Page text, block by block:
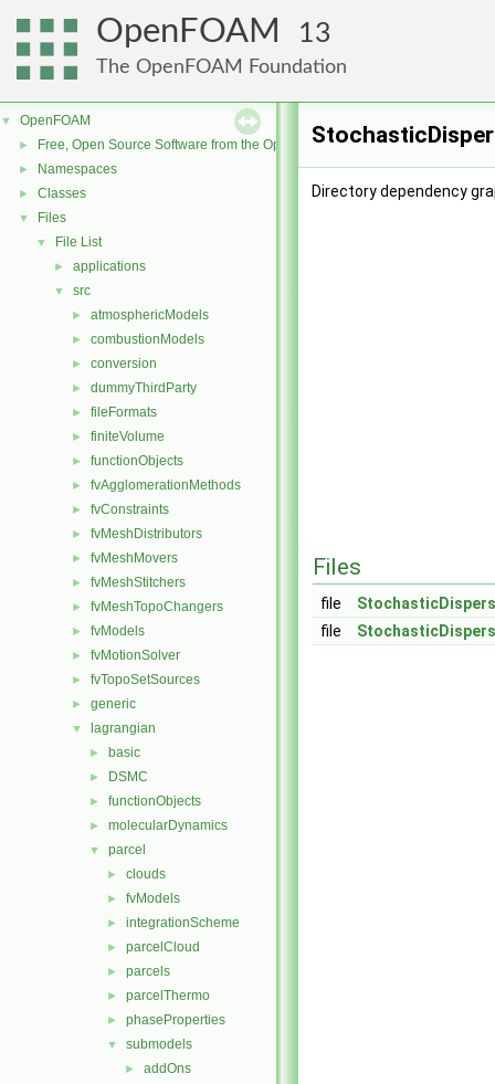
OpenFOAM 13
The OpenFOAM Foundation
▼ OpenFOAM
► Free, Open Source Software from the OpenFOAM Foundation
► Namespaces
► Classes
▼ Files
▼ File List
► applications
▼ src
► atmosphericModels
► combustionModels
► conversion
► dummyThirdParty
► fileFormats
► finiteVolume
► functionObjects
► fvAgglomerationMethods
► fvConstraints
► fvMeshDistributors
► fvMeshMovers
► fvMeshStitchers
► fvMeshTopoChangers
► fvModels
► fvMotionSolver
► fvTopoSetSources
► generic
▼ lagrangian
► basic
► DSMC
► functionObjects
► molecularDynamics
▼ parcel
► clouds
► fvModels
► integrationScheme
► parcelCloud
► parcels
► parcelThermo
► phaseProperties
▼ submodels
► addOns
Directory dependency
Files
file
file